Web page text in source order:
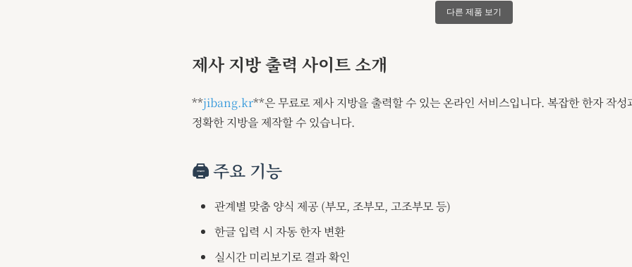
다른 제품 보기
제사 지방 출력 사이트 소개
**jibang.kr**은 무료로 제사 지방을 출력할 수 있는 온라인 서비스입니다. 복잡한 한자 작성
정확한 지방을 제작할 수 있습니다.
🖨️ 주요 기능
관계별 맞춤 양식 제공 (부모, 조부모, 고조부모 등)
한글 입력 시 자동 한자 변환
실시간 미리보기로 결과 확인